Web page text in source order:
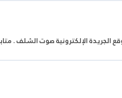
الجريدة الإلكترونية صوت الشلف .